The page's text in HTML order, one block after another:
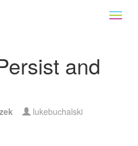
and
lukebuchalski